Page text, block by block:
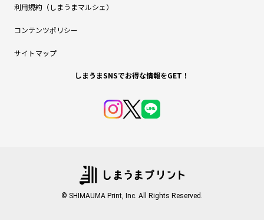
利用規約（しまうまマルシェ）
コンテンツポリシー
サイトマップ
しまうまSNSでお得な情報をGET！
© SHIMAUMA Print, Inc. All Rights Reserved.